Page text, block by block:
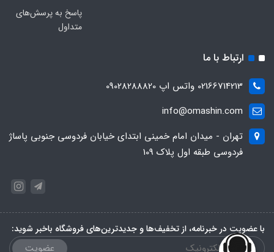
پاسخ به پرسش‌های
متداول
ارتباط با ما
02166714213 واتس اپ 09028288820
info@omashin.com
تهران - میدان امام خمینی ابتدای خیابان فردوسی جنوبی پاساژ
فردوسی طبقه اول پلاک 109
با عضویت در خبرنامه، از تخفیف‌ها و جدیدترین‌های فروشگاه باخبر شوید:
عضویت